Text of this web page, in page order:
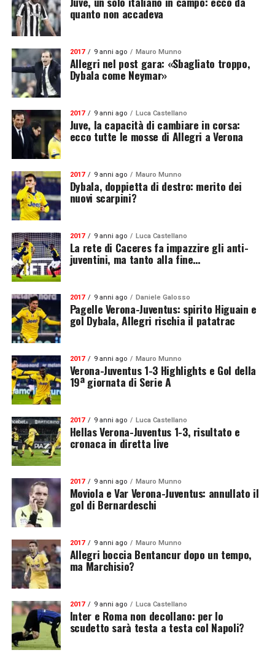
quanto non accadeva
2017 9 anni ago Mauro Munno
Allegri nel post gara: «Sbagliato troppo,
Dybala come Neymar»
2017 9 anni ago Luca Castellano
Juve, la capacità di cambiare in corsa:
ecco tutte le mosse di Allegri a Verona
2017 9 anni ago Mauro Munno
Dybala, doppietta di destro: merito dei
nuovi scarpini?
2017 9 anni ago Luca Castellano
La rete di Caceres fa impazzire gli anti-
juventini, ma tanto alla fine…
2017 9 anni ago Daniele Galosso
Pagelle Verona-Juventus: spirito Higuain e
gol Dybala, Allegri rischia il patatrac
2017 9 anni ago Mauro Munno
Verona-Juventus 1-3 Highlights e Gol della
19ª giornata di Serie A
2017 9 anni ago Luca Castellano
Hellas Verona-Juventus 1-3, risultato e
cronaca in diretta live
2017 9 anni ago Mauro Munno
Moviola e Var Verona-Juventus: annullato il
gol di Bernardeschi
2017 9 anni ago Mauro Munno
Allegri boccia Bentancur dopo un tempo,
ma Marchisio?
2017 9 anni ago Luca Castellano
Inter e Roma non decollano: per lo
scudetto sarà testa a testa col Napoli?